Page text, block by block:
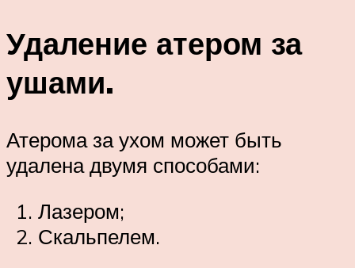
Удаление атером за
ушами.
Атерома за ухом может быть
удалена двумя способами:
Лазером;
Скальпелем.